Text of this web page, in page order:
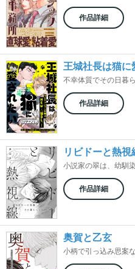
作品詳細
王城社長は猫に
不幸体質でその日暮
作品詳細
リビドーと熱視
小説家の翠は、幼馴
作品詳細
奥賀と乙玄
小柄で引っ込み思案